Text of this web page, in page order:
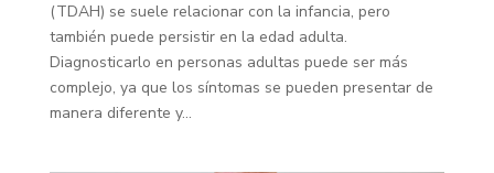
(TDAH) se suele relacionar con la infancia, pero
también puede persistir en la edad adulta.
Diagnosticarlo en personas adultas puede ser más
complejo, ya que los síntomas se pueden presentar de
manera diferente y...